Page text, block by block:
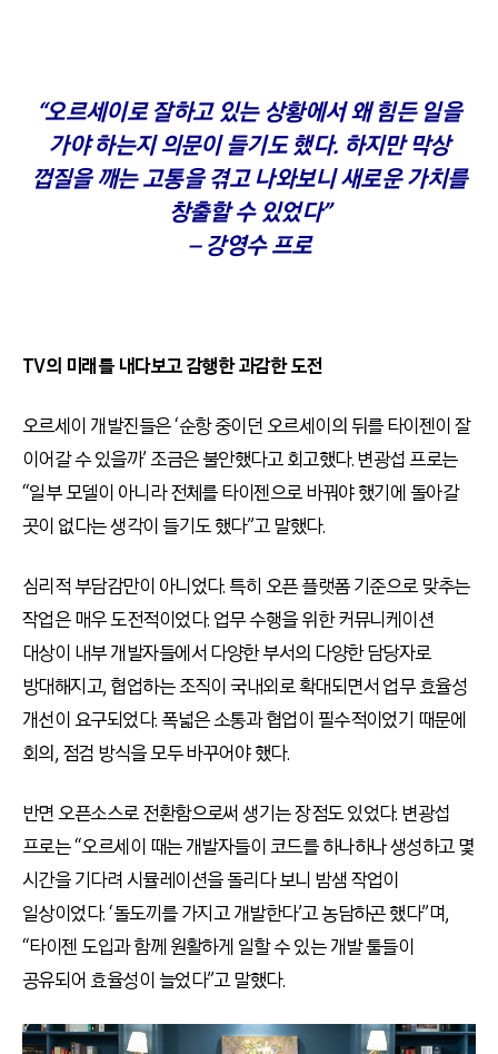
“오르세이로 잘하고 있는 상황에서 왜 힘든 일을
가야 하는지 의문이 들기도 했다. 하지만 막상
껍질을 깨는 고통을 겪고 나와보니 새로운 가치를
창출할 수 있었다”
– 강영수 프로
TV의 미래를 내다보고 감행한 과감한 도전
오르세이 개발진들은 ‘순항 중이던 오르세이의 뒤를 타이젠이 잘
이어갈 수 있을까’ 조금은 불안했다고 회고했다. 변광섭 프로는
“일부 모델이 아니라 전체를 타이젠으로 바꿔야 했기에 돌아갈
곳이 없다는 생각이 들기도 했다”고 말했다.
심리적 부담감만이 아니었다. 특히 오픈 플랫폼 기준으로 맞추는
작업은 매우 도전적이었다. 업무 수행을 위한 커뮤니케이션
대상이 내부 개발자들에서 다양한 부서의 다양한 담당자로
방대해지고, 협업하는 조직이 국내외로 확대되면서 업무 효율성
개선이 요구되었다. 폭넓은 소통과 협업이 필수적이었기 때문에
회의, 점검 방식을 모두 바꾸어야 했다.
반면 오픈소스로 전환함으로써 생기는 장점도 있었다. 변광섭
프로는 “오르세이 때는 개발자들이 코드를 하나하나 생성하고 몇
시간을 기다려 시뮬레이션을 돌리다 보니 밤샘 작업이
일상이었다. ‘돌도끼를 가지고 개발한다’고 농담하곤 했다”며,
“타이젠 도입과 함께 원활하게 일할 수 있는 개발 툴들이
공유되어 효율성이 늘었다”고 말했다.